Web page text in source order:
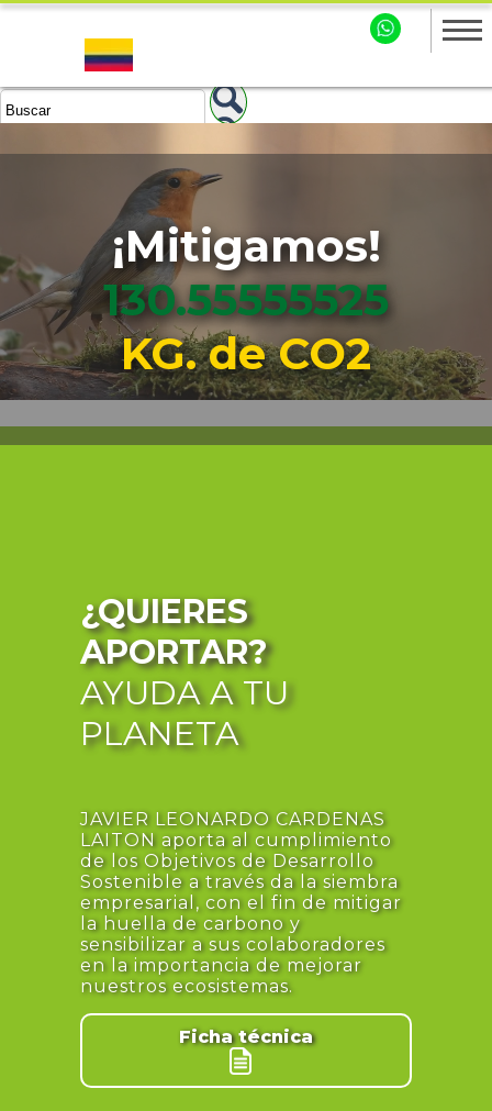
¡Mitigamos!
130.55555527
KG. de CO2
¿QUIERES
APORTAR?
AYUDA A TU
PLANETA
JAVIER LEONARDO CARDENAS
LAITON aporta al cumplimiento
de los Objetivos de Desarrollo
Sostenible a través da la siembra
empresarial, con el fin de mitigar
la huella de carbono y
sensibilizar a sus colaboradores
en la importancia de mejorar
nuestros ecosistemas.
Ficha técnica